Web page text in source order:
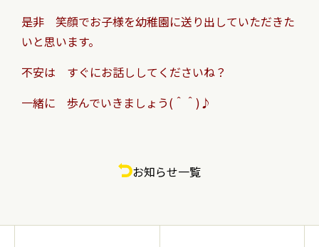
是非 笑顔でお子様を幼稚園に送り出していただきた
いと思います。
不安は すぐにお話ししてくださいね？
一緒に 歩んでいきましょう(＾＾)♪
お知らせ一覧